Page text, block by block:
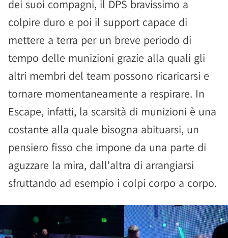
dei suoi compagni, il DPS bravissimo a
colpire duro e poi il support capace di
mettere a terra per un breve periodo di
tempo delle munizioni grazie alla quali gli
altri membri del team possono ricaricarsi e
tornare momentaneamente a respirare. In
Escape, infatti, la scarsità di munizioni è una
costante alla quale bisogna abituarsi, un
pensiero fisso che impone da una parte di
aguzzare la mira, dall'altra di arrangiarsi
sfruttando ad esempio i colpi corpo a corpo.